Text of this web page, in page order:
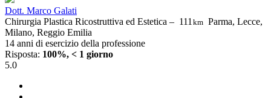
Dott. Marco Galati
Chirurgia Plastica Ricostruttiva ed Estetica – 111km Parma, Lecce,
Milano, Reggio Emilia
14 anni di esercizio della professione
Risposta: 100%, < 1 giorno
5.0